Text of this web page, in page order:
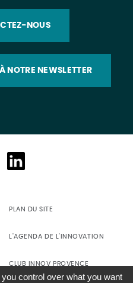
NOUS
NOTRE NEWSLETTER
PLAN DU SITE
L'AGENDA DE L'INNOVATION
CLUB INNOV PROVENCE
control over what you want